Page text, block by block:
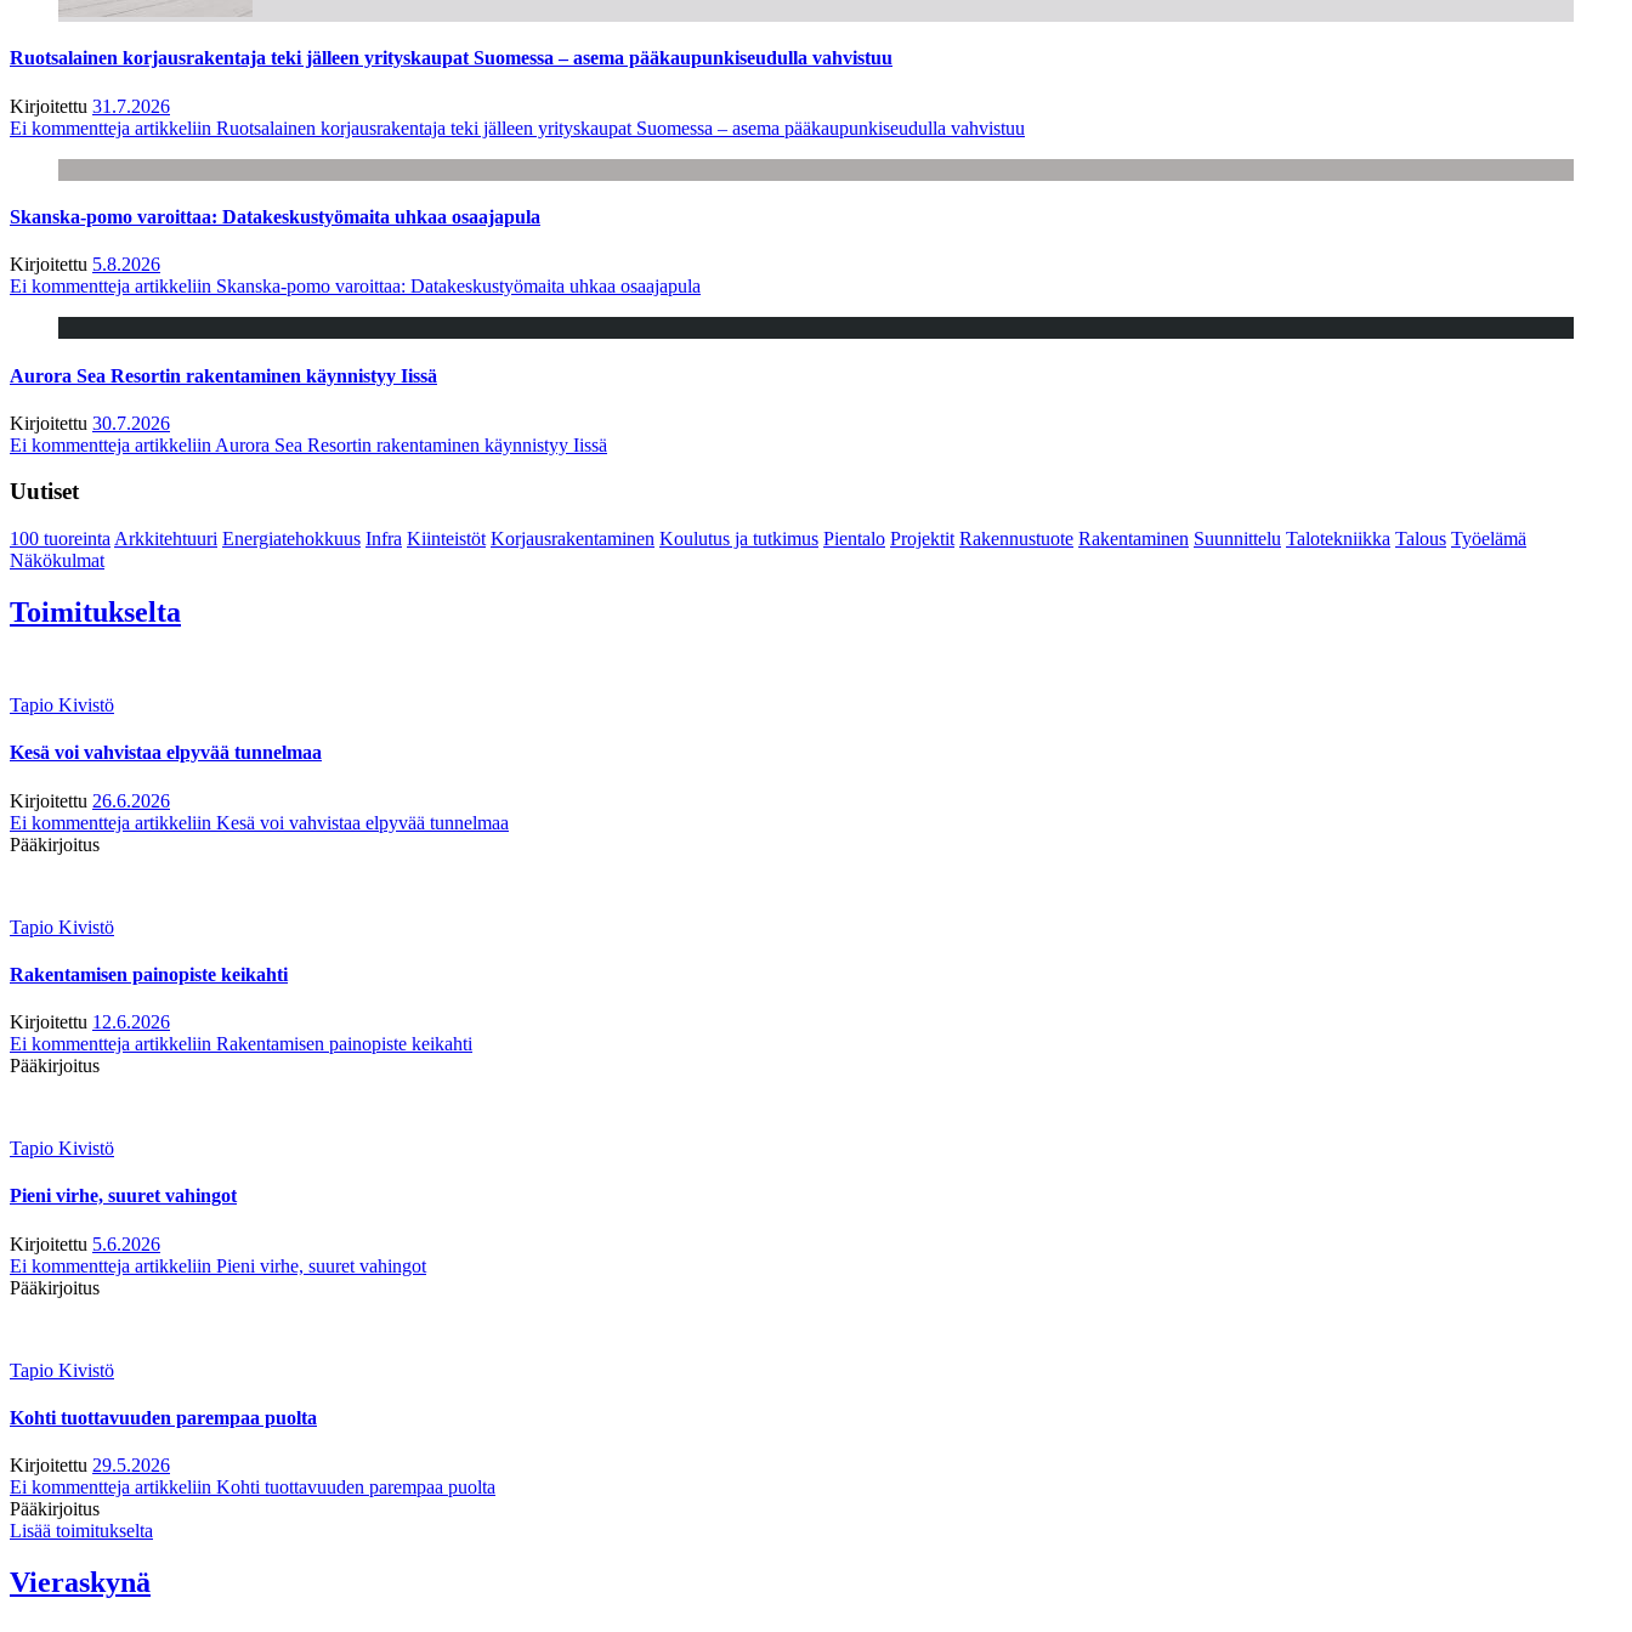
Ruotsalainen korjausrakentaja teki jälleen yrityskaupat Suomessa – asema pääkaupunkiseudulla vahvistuu
Kirjoitettu 31.7.2026
Ei kommentteja artikkeliin Ruotsalainen korjausrakentaja teki jälleen yrityskaupat Suomessa – asema pääkaupunkiseudulla vahvistuu
Skanska-pomo varoittaa: Datakeskustyömaita uhkaa osaajapula
Kirjoitettu 5.8.2026
Ei kommentteja artikkeliin Skanska-pomo varoittaa: Datakeskustyömaita uhkaa osaajapula
Aurora Sea Resortin rakentaminen käynnistyy Iissä
Kirjoitettu 30.7.2026
Ei kommentteja artikkeliin Aurora Sea Resortin rakentaminen käynnistyy Iissä
Uutiset
100 tuoreinta Arkkitehtuuri Energiatehokkuus Infra Kiinteistöt Korjausrakentaminen Koulutus ja tutkimus Pientalo Projektit Rakennustuote Rakentaminen Suunnittelu Talotekniikka Talous Työelämä
Näkökulmat
Toimitukselta
Tapio Kivistö
Kesä voi vahvistaa elpyvää tunnelmaa
Kirjoitettu 26.6.2026
Ei kommentteja artikkeliin Kesä voi vahvistaa elpyvää tunnelmaa
Pääkirjoitus
Tapio Kivistö
Rakentamisen painopiste keikahti
Kirjoitettu 12.6.2026
Ei kommentteja artikkeliin Rakentamisen painopiste keikahti
Pääkirjoitus
Tapio Kivistö
Pieni virhe, suuret vahingot
Kirjoitettu 5.6.2026
Ei kommentteja artikkeliin Pieni virhe, suuret vahingot
Pääkirjoitus
Tapio Kivistö
Kohti tuottavuuden parempaa puolta
Kirjoitettu 29.5.2026
Ei kommentteja artikkeliin Kohti tuottavuuden parempaa puolta
Pääkirjoitus
Lisää toimitukselta
Vieraskynä